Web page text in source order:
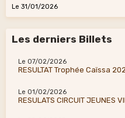
Le 31/01/2026
Les derniers Billets
Le 07/02/2026
RESULTAT Trophée Caïssa
Le 01/02/2026
RESULATS CIRCUIT JEUNES